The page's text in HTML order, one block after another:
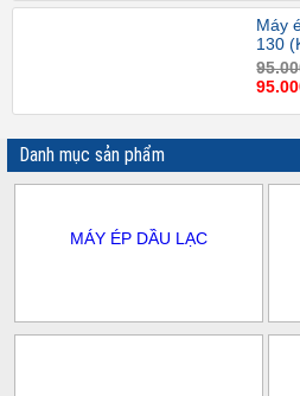
Máy
130
Danh mục sản phẩm
MÁY ÉP DẦU LẠC